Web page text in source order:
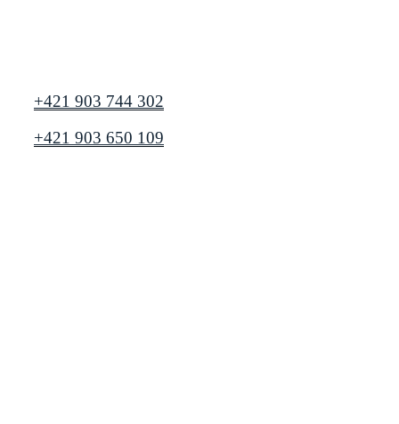
+421 903 744 302
+421 903 650 109